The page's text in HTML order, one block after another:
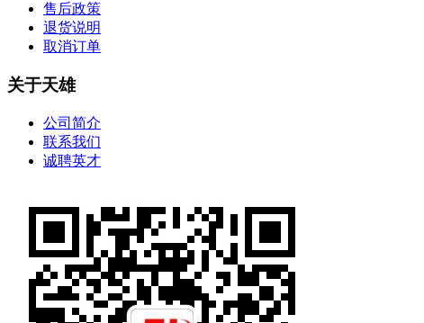
售后政策
退货说明
取消订单
关于天雄
公司简介
联系我们
诚聘英才